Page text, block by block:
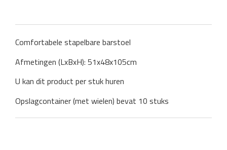
Comfortabele stapelbare barstoel
Afmetingen (LxBxH): 51x48x105cm
U kan dit product per stuk huren
Opslagcontainer (met wielen) bevat 10 stuks